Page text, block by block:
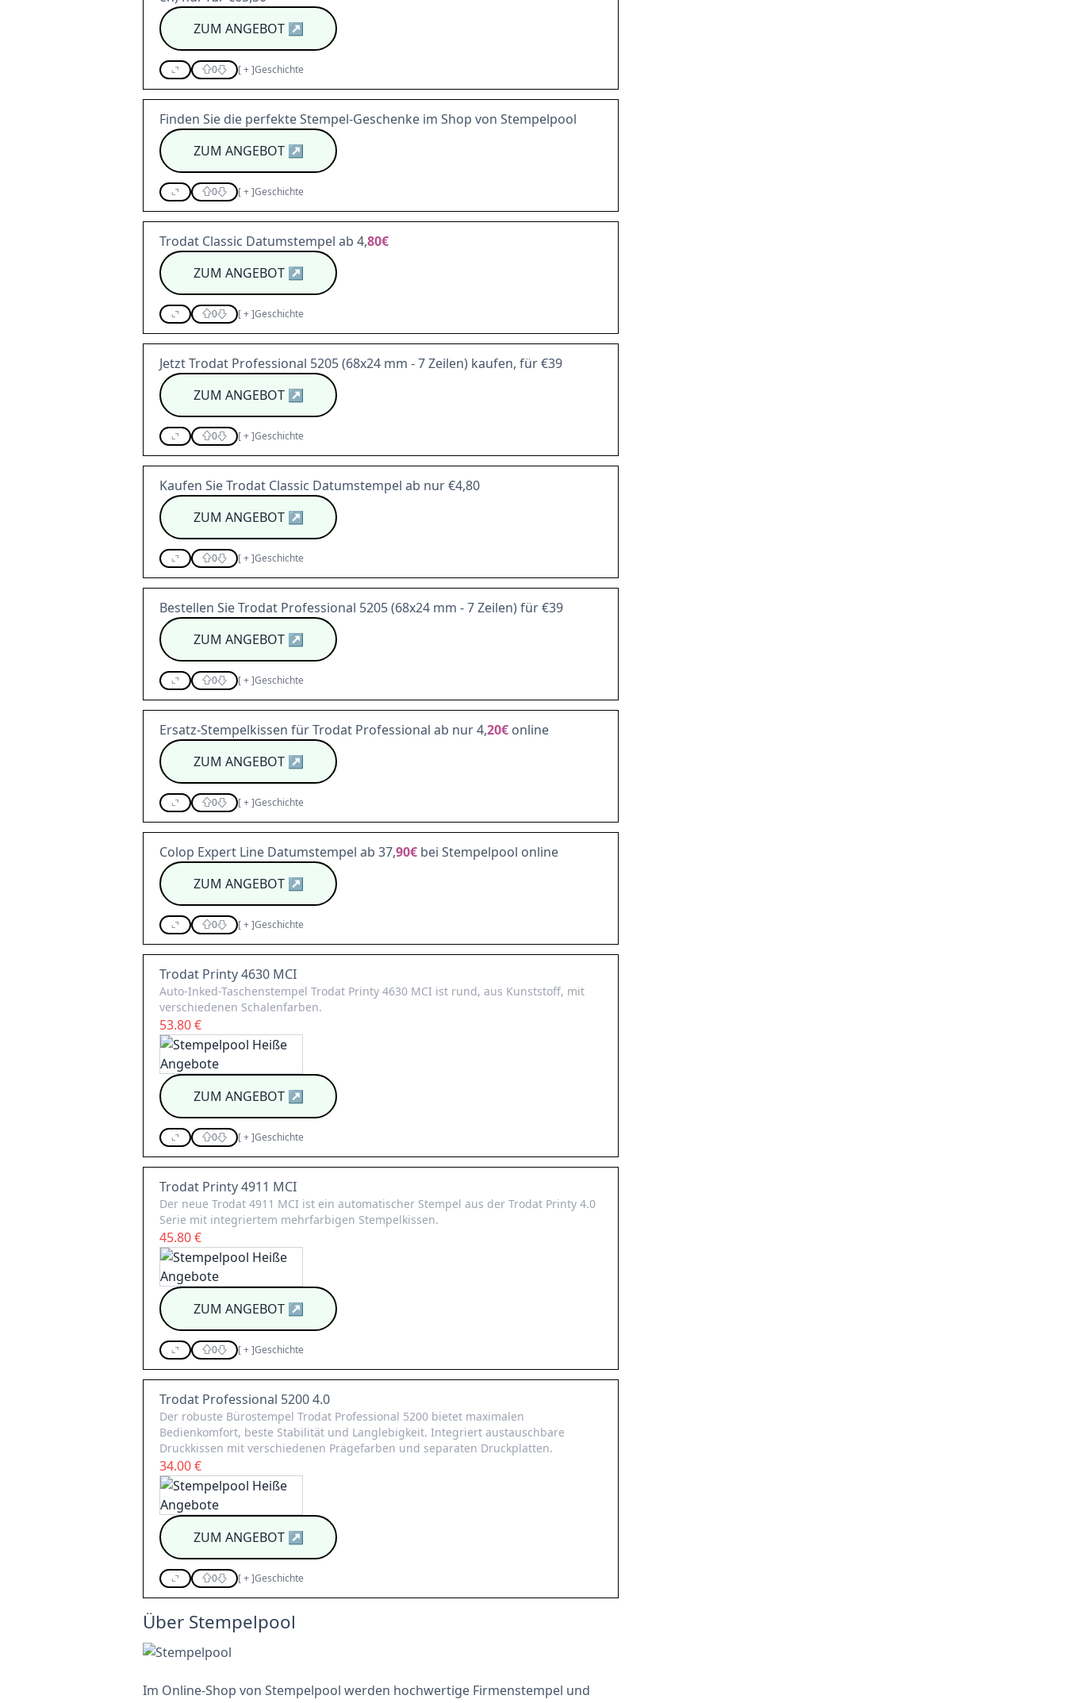
ZUM ANGEBOT↗
0 [+]Geschichte
Finden Sie die perfekte Stempel-Geschenke im Shop von Stempelpool
ZUM ANGEBOT↗
0 [+]Geschichte
Trodat Classic Datumstempel ab 4,80€
ZUM ANGEBOT↗
0 [+]Geschichte
Jetzt Trodat Professional 5205 (68x24 mm - 7 Zeilen) kaufen, für €39
ZUM ANGEBOT↗
0 [+]Geschichte
Kaufen Sie Trodat Classic Datumstempel ab nur €4,80
ZUM ANGEBOT↗
0 [+]Geschichte
Bestellen Sie Trodat Professional 5205 (68x24 mm - 7 Zeilen) für €39
ZUM ANGEBOT↗
0 [+]Geschichte
Ersatz-Stempelkissen für Trodat Professional ab nur 4,20€ online
ZUM ANGEBOT↗
0 [+]Geschichte
Colop Expert Line Datumstempel ab 37,90€ bei Stempelpool online
ZUM ANGEBOT↗
0 [+]Geschichte
Trodat Printy 4630 MCI
Auto-Inked-Taschenstempel Trodat Printy 4630 MCI ist rund, aus Kunststoff, mit
verschiedenen Schalenfarben.
53.80 €
ZUM ANGEBOT↗
0 [+]Geschichte
Trodat Printy 4911 MCI
Der neue Trodat 4911 MCI ist ein automatischer Stempel aus der Trodat Printy 4.0
Serie mit integriertem mehrfarbigen Stempelkissen.
45.80 €
ZUM ANGEBOT↗
0 [+]Geschichte
Trodat Professional 5200 4.0
Der robuste Bürostempel Trodat Professional 5200 bietet maximalen
Bedienkomfort, beste Stabilität und Langlebigkeit. Integriert austauschbare
Druckkissen mit verschiedenen Prägefarben und separaten Druckplatten.
34.00 €
ZUM ANGEBOT↗
0 [+]Geschichte
Über Stempelpool
Im Online-Shop von Stempelpool werden hochwertige Firmenstempel und